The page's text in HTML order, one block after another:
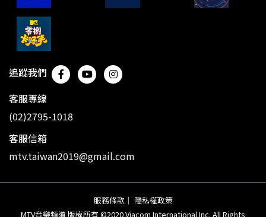
追蹤我們
客服專線
(02)2795-1018
客服信箱
mtv.taiwan2019@gmail.com
服務條款 ｜ 隱私權政策
MTV音樂頻道 版權所有 ©2020 Viacom International Inc. All Rights